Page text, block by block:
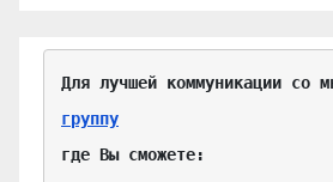
группу
где Вы сможете: